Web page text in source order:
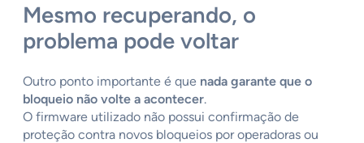
Mesmo recuperando, o
problema pode voltar
Outro ponto importante é que nada garante que o
bloqueio não volte a acontecer.
O firmware utilizado não possui confirmação de
proteção contra novos bloqueios por operadoras ou